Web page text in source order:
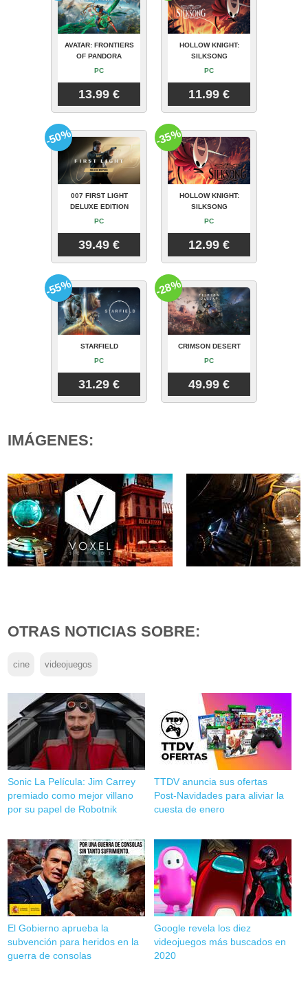
AVATAR: FRONTIERS
OF PANDORA
PC
13.99 €
HOLLOW KNIGHT:
SILKSONG
PC
11.99 €
007 FIRST LIGHT
DELUXE EDITION
PC
39.49 €
-50%
HOLLOW KNIGHT:
SILKSONG
PC
12.99 €
-35%
STARFIELD
PC
31.29 €
-55%
CRIMSON DESERT
PC
49.99 €
-28%
IMÁGENES:
OTRAS NOTICIAS SOBRE:
cine videojuegos
Sonic La Película: Jim Carrey
premiado como mejor villano
por su papel de Robotnik
TTDV anuncia sus ofertas
Post-Navidades para aliviar la
cuesta de enero
El Gobierno aprueba la
subvención para heridos en la
guerra de consolas
Google revela los diez
videojuegos más buscados en
2020